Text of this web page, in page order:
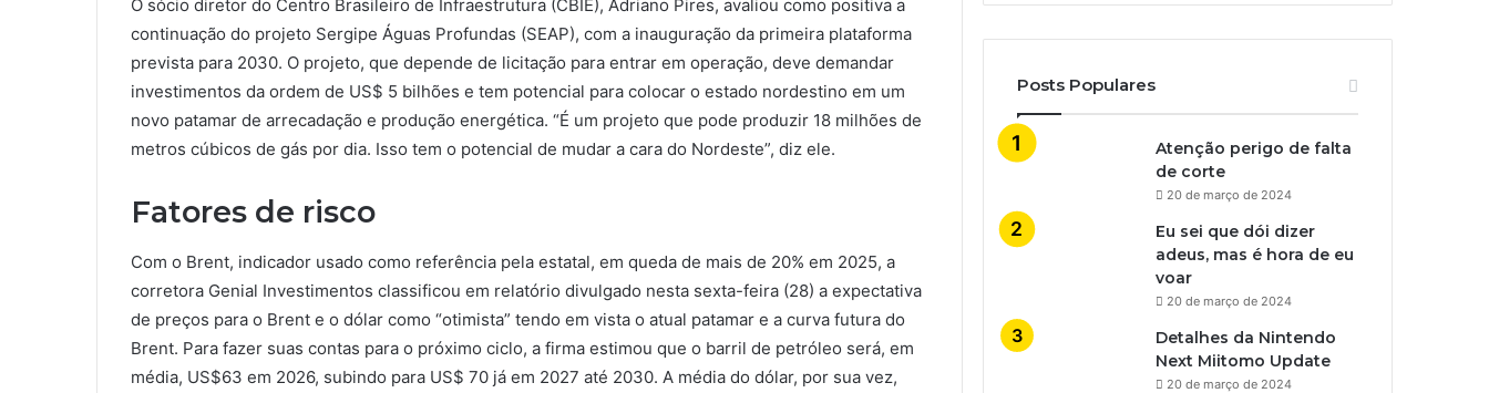
O sócio diretor do Centro Brasileiro de Infraestrutura (CBIE), Adriano Pires, avaliou como positiva a
continuação do projeto Sergipe Águas Profundas (SEAP), com a inauguração da primeira plataforma
prevista para 2030. O projeto, que depende de licitação para entrar em operação, deve demandar
investimentos da ordem de US$ 5 bilhões e tem potencial para colocar o estado nordestino em um
novo patamar de arrecadação e produção energética. “É um projeto que pode produzir 18 milhões de
metros cúbicos de gás por dia. Isso tem o potencial de mudar a cara do Nordeste”, diz ele.
Fatores de risco
Com o Brent, indicador usado como referência pela estatal, em queda de mais de 20% em 2025, a
corretora Genial Investimentos classificou em relatório divulgado nesta sexta-feira (28) a expectativa
de preços para o Brent e o dólar como “otimista” tendo em vista o atual patamar e a curva futura do
Brent. Para fazer suas contas para o próximo ciclo, a firma estimou que o barril de petróleo será, em
média, US$63 em 2026, subindo para US$ 70 já em 2027 até 2030. A média do dólar, por sua vez,
Posts Populares
Atenção perigo de falta
de corte
20 de março de 2024
Eu sei que dói dizer
adeus, mas é hora de eu
voar
20 de março de 2024
Detalhes da Nintendo
Next Miitomo Update
20 de março de 2024